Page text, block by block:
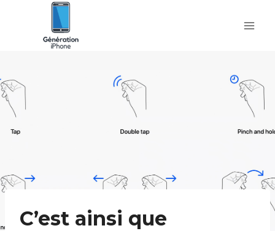
C’est ainsi que